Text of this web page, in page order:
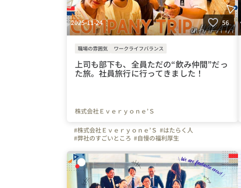
2025-11-24 56
職場の雰囲気 ワークライフバランス
上司も部下も、全員ただの“飲み仲間”だっ
た旅。社員旅行に行ってきました！
株式会社Ｅｖｅｒｙｏｎｅ’Ｓ
#株式会社Ｅｖｅｒｙｏｎｅ’Ｓ #はたらく人
#弊社のすごいところ #自慢の福利厚生
#会社の推しポイント #休日 #社員紹介 #営業
#ベンチャー #東海 #関西 #愛知県 #名古屋市 #大阪府
#三重県 #岐阜県 #静岡県 #京都府 #兵庫県 #和歌山県
#大阪市
#通信 #スマホ #Wi-Fi #インターネット #携帯